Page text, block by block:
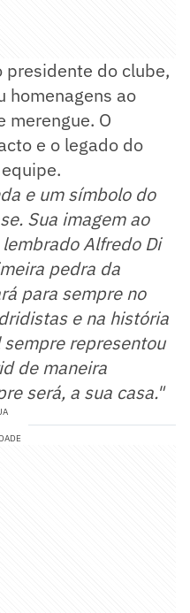
presidente do clube,
homenagens ao
merengue. O
e o legado do
e um símbolo do
Sua imagem ao
Alfredo Di
pedra da
para sempre no
e na história
representou
de maneira
será, a sua casa."